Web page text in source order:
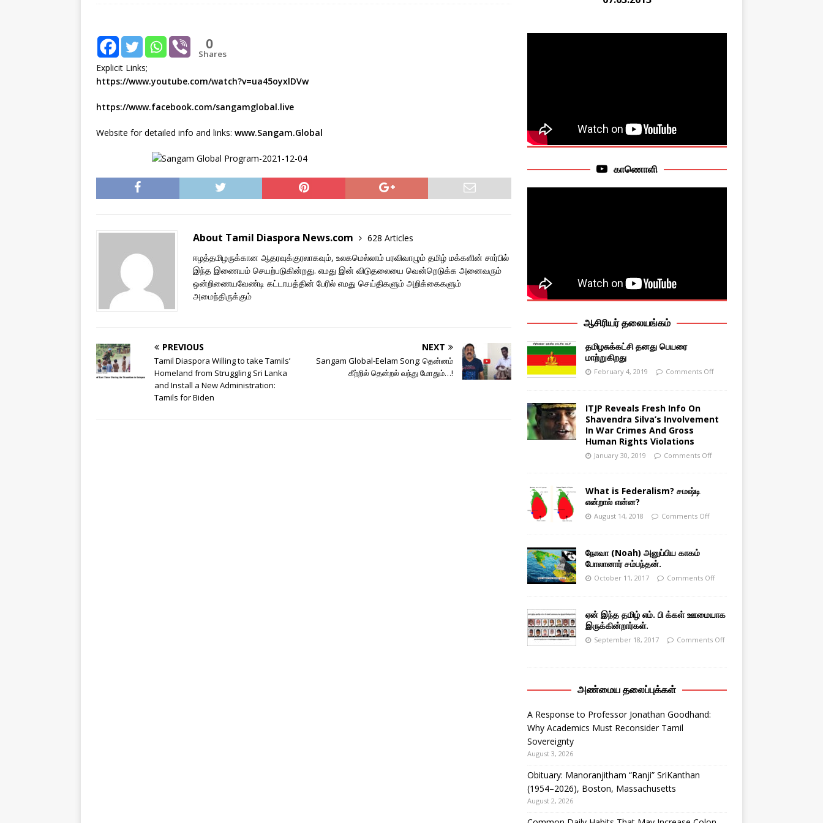
IMPORTANT
[ July 30, 2026 ]
வலியுறுத்துகிறது
IMPORTANT
0
Shares
Explicit Links;
https://www.youtube.com/watch?v=ua45oyxlDVw
https://www.facebook.com/sangamglobal.live
Website for detailed info and links: www.Sangam.Global
About Tamil Diaspora News.com
628 Articles
ஈழத்தமிழருக்கான ஆதரவுக்குரலாகவும், உலகமெல்லாம் பரவிவாழும் தமிழ் மக்களின் சார்பில்
இந்த இணையம் செயற்படுகின்றது. எமது இன் விடுதலையை வென்றெடுக்க அனைவரும்
ஒன்றிணையவேண்டி கட்டாயத்தின் பேரில் எமது செய்திகளும் அறிக்கைகளும்
அமைந்திருக்கும்
PREVIOUS
Tamil Diaspora Willing to take Tamils’
Homeland from Struggling Sri Lanka
and Install a New Administration:
Tamils for Biden
NEXT
Sangam Global-Eelam Song: தென்னம்
கீற்றில் தென்றல் வந்து மோதும்…!
காணொளி
ஆசிரியர் தலையங்கம்
தமிழசுக்கட்சி தனது பெயரை
மாற்றுகிறது
February 4, 2019 Comments Off
ITJP Reveals Fresh Info On
Shavendra Silva’s Involvement
In War Crimes And Gross
Human Rights Violations
January 30, 2019 Comments Off
What is Federalism? சமஷ்டி
என்றால் என்ன?
August 14, 2018 Comments Off
நோவா (Noah) அனுப்பிய காகம்
போலானார் சம்பந்தன்.
October 11, 2017 Comments Off
ஏன் இந்த தமிழ் எம். பி க்கள் ஊமையாக
இருக்கின்றார்கள்.
September 18, 2017 Comments Off
அண்மைய தலைப்புக்கள்
A Response to Professor Jonathan Goodhand:
Why Academics Must Reconsider Tamil
Sovereignty
August 3, 2026
Obituary: Manoranjitham “Ranji” SriKanthan
(1954–2026), Boston, Massachusetts
August 2, 2026